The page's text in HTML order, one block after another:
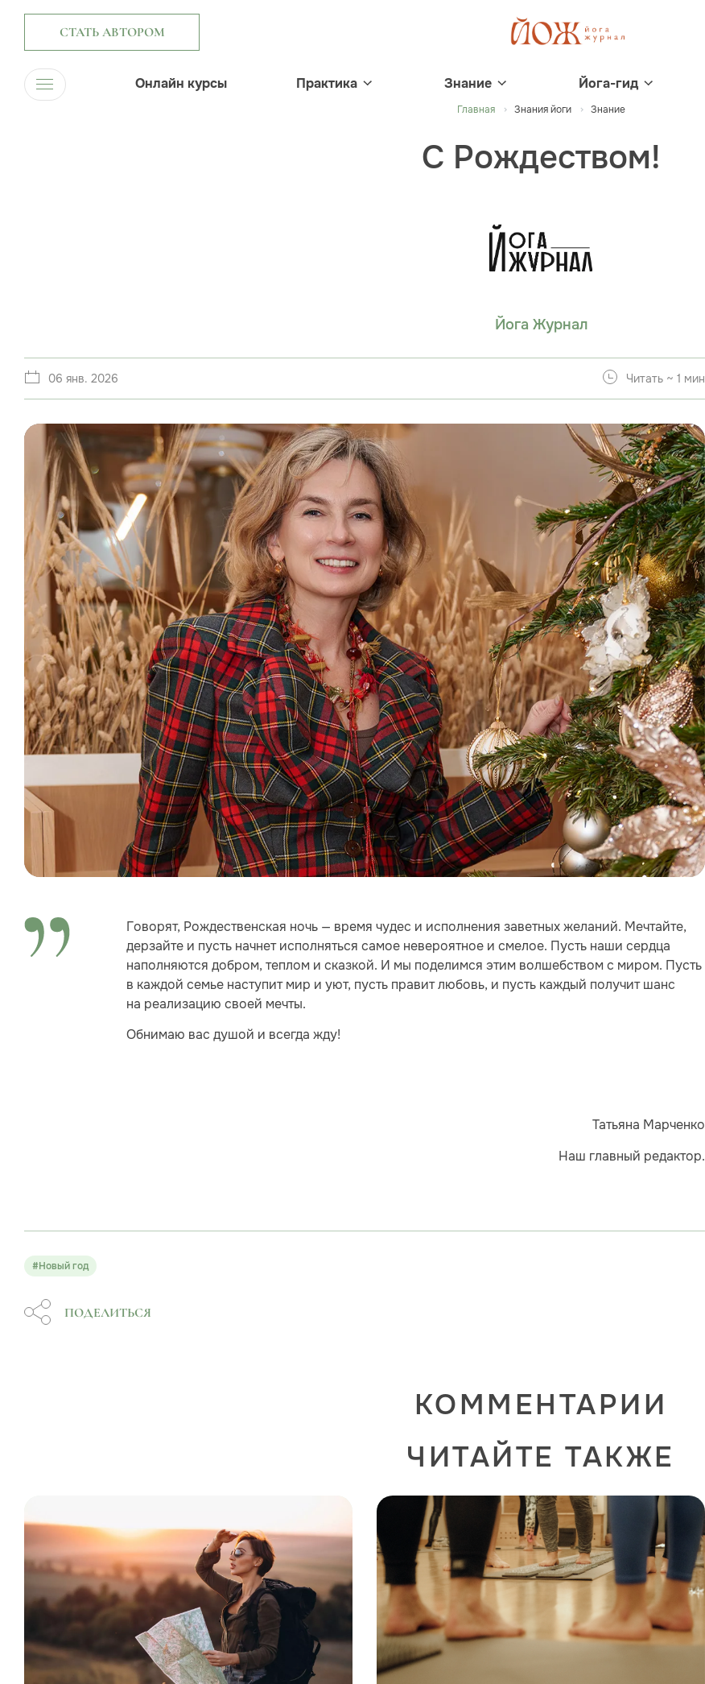
СТАТЬ АВТОРОМ
Онлайн курсы Практика Знание Йога-гид
Главная Знания йоги Знание
C Рождеством!
Йога Журнал
06 янв. 2026 Читать ~ 1 мин
Говорят, Рождественская ночь — время чудес и исполнения заветных желаний. Мечтайте,
дерзайте и пусть начнет исполняться самое невероятное и смелое. Пусть наши сердца
наполняются добром, теплом и сказкой. И мы поделимся этим волшебством с миром. Пусть
в каждой семье наступит мир и уют, пусть правит любовь, и пусть каждый получит шанс
на реализацию своей мечты.
Обнимаю вас душой и всегда жду!
Татьяна Марченко
Наш главный редактор.
#Новый год
ПОДЕЛИТЬСЯ
КОММЕНТАРИИ
ЧИТАЙТЕ ТАКЖЕ